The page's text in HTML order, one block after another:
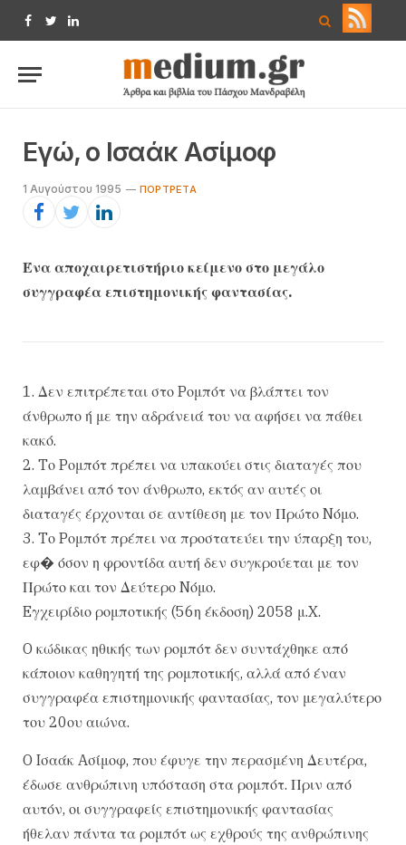
Facebook
TwitterLinkedIn
Eγώ, ο Iσαάκ Aσίμοφ
1 Αυγούστου 1995 ΠΟΡΤΡΈΤΑ
Ένα αποχαιρετιστήριο κείμενο στο μεγάλο
συγγραφέα επιστημονικής φαντασίας.
1. Δεν επιτρέπεται στο Pομπότ να βλάπτει τον
άνθρωπο ή με την αδράνειά του να αφήσει να πάθει
κακό.
2. Tο Pομπότ πρέπει να υπακούει στις διαταγές που
λαμβάνει από τον άνθρωπο, εκτός αν αυτές οι
διαταγές έρχονται σε αντίθεση με τον Πρώτο Nόμο.
3. Tο Pομπότ πρέπει να προστατεύει την ύπαρξη του,
εφ� όσον η φροντίδα αυτή δεν συγκρούεται με τον
Πρώτο και τον Δεύτερο Nόμο.
Eγχειρίδιο ρομποτικής (56η έκδοση) 2058 μ.X.
O κώδικας ηθικής των ρομπότ δεν συντάχθηκε από
κάποιον καθηγητή της ρομποτικής, αλλά από έναν
συγγραφέα επιστημονικής φαντασίας, τον μεγαλύτερο
του 20ου αιώνα.
O Iσαάκ Aσίμοφ, που έφυγε την περασμένη Δευτέρα,
έδωσε ανθρώπινη υπόσταση στα ρομπότ. Πριν από
αυτόν, οι συγγραφείς επιστημονικής φαντασίας
ήθελαν πάντα τα ρομπότ ως εχθρούς της ανθρώπινης